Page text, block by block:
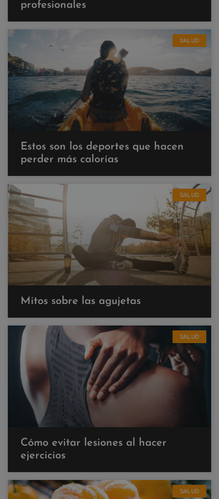
profesionales
SALUD
Estos son los deportes que hacen
perder más calorías
SALUD
Mitos sobre las agujetas
SALUD
Cómo evitar lesiones al hacer
ejercicios
SALUD